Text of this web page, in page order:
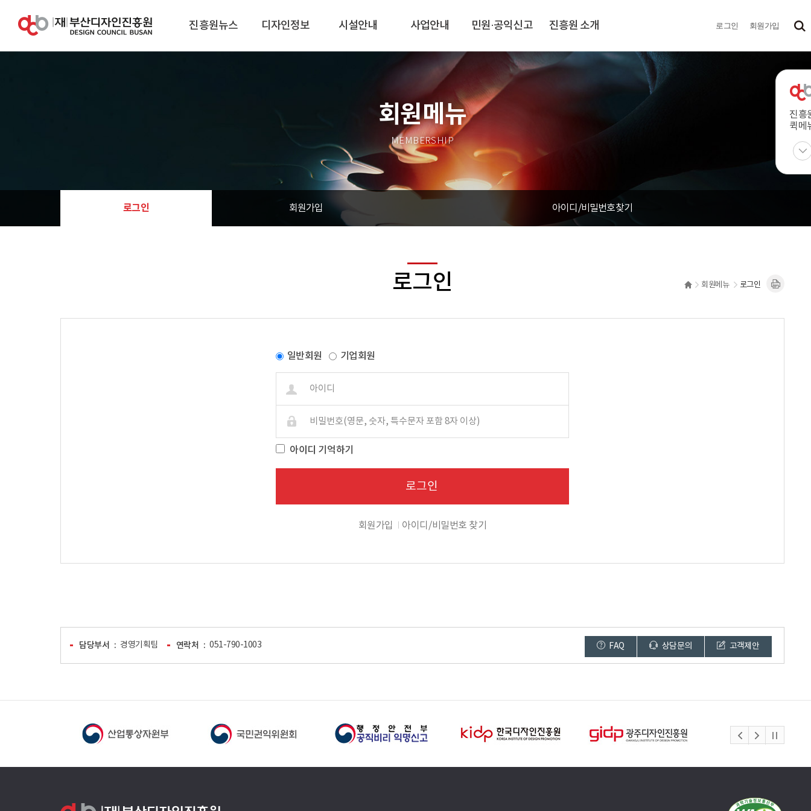
진흥원뉴스 디자인정보 시설안내 사업안내 민원·공익신고 진흥원 소개 로그인 회원가입
진흥
퀵메
회원메뉴
MEMBERSHIP
로그인 회원가입 아이디/비밀번호찾기
로그인 회원메뉴 로그인
일반회원 기업회원
아이디 기억하기
로그인
회원가입 아이디/비밀번호 찾기
담당부서 경영기획팀 연락처 051-790-1003 FAQ 상담문의 고객제안